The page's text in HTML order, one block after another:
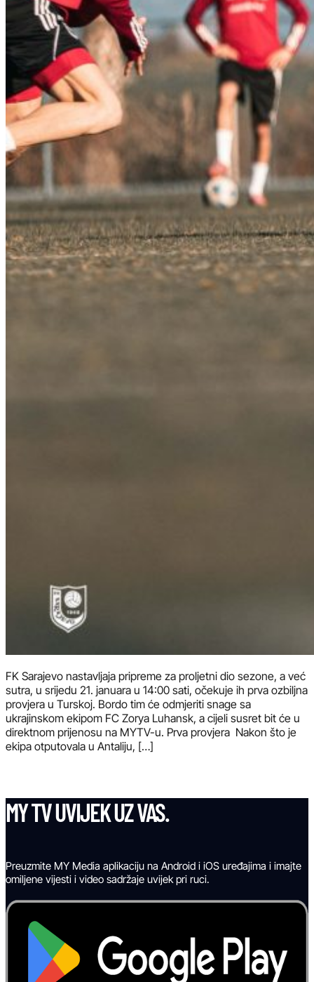
FK Sarajevo nastavljaja pripreme za proljetni dio sezone, a već
sutra, u srijedu 21. januara u 14:00 sati, očekuje ih prva ozbiljna
provjera u Turskoj. Bordo tim će odmjeriti snage sa
ukrajinskom ekipom FC Zorya Luhansk, a cijeli susret bit će u
direktnom prijenosu na MYTV-u. Prva provjera Nakon što je
ekipa otputovala u Antaliju, […]
MY TV UVIJEK UZ VAS.
Preuzmite MY Media aplikaciju na Android i iOS uređajima i imajte
omiljene vijesti i video sadržaje uvijek pri ruci.